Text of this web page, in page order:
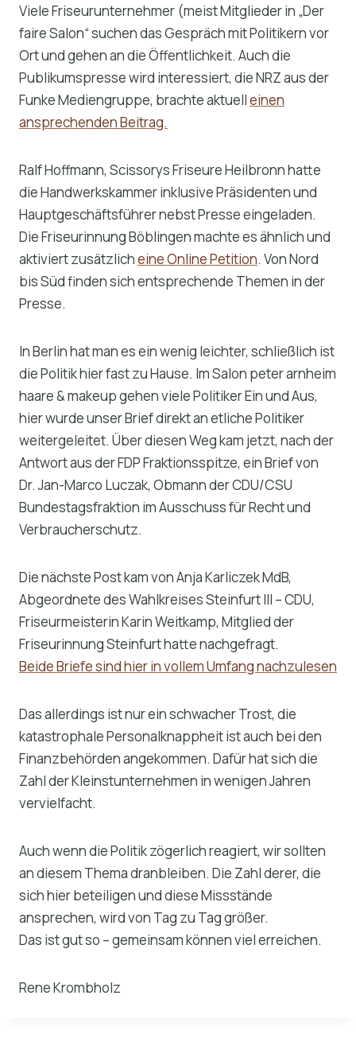
Viele Friseurunternehmer (meist Mitglieder in „Der
faire Salon“ suchen das Gespräch mit Politikern vor
Ort und gehen an die Öffentlichkeit. Auch die
Publikumspresse wird interessiert, die NRZ aus der
Funke Mediengruppe, brachte aktuelleinen
ansprechenden Beitrag.
Ralf Hoffmann, Scissorys Friseure Heilbronn hatte
die Handwerkskammer inklusive Präsidenten und
Hauptgeschäftsführer nebst Presse eingeladen.
Die Friseurinnung Böblingen machte es ähnlich und
aktiviert zusätzlicheine Online Petition. Von Nord
bis Süd finden sich entsprechende Themen in der
Presse.
In Berlin hat man es ein wenig leichter, schließlich ist
die Politik hier fast zu Hause. Im Salon peter arnheim
haare & makeup gehen viele Politiker Ein und Aus,
hier wurde unser Brief direkt an etliche Politiker
weitergeleitet. Über diesen Weg kam jetzt, nach der
Antwort aus der FDP Fraktionsspitze, ein Brief von
Dr. Jan-Marco Luczak, Obmann der CDU/CSU
Bundestagsfraktion im Ausschuss für Recht und
Verbraucherschutz.
Die nächste Post kam von Anja Karliczek MdB,
Abgeordnete des Wahlkreises Steinfurt III – CDU,
Friseurmeisterin Karin Weitkamp, Mitglied der
Friseurinnung Steinfurt hatte nachgefragt.
Beide Briefe sind hier in vollem Umfang nachzulesen
Das allerdings ist nur ein schwacher Trost, die
katastrophale Personalknappheit ist auch bei den
Finanzbehörden angekommen. Dafür hat sich die
Zahl der Kleinstunternehmen in wenigen Jahren
vervielfacht.
Auch wenn die Politik zögerlich reagiert, wir sollten
an diesem Thema dranbleiben. Die Zahl derer, die
sich hier beteiligen und diese Missstände
ansprechen, wird von Tag zu Tag größer.
Das ist gut so – gemeinsam können viel erreichen.
Rene Krombholz